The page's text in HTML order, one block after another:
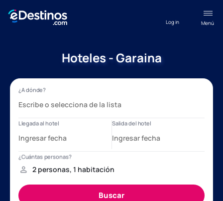
Menú
Log in
Hoteles - Garaina